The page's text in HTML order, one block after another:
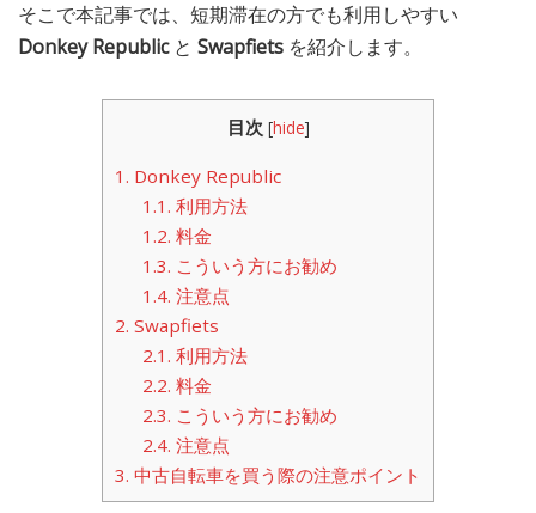
そこで本記事では、短期滞在の方でも利用しやすい
Donkey Republic と Swapfiets を紹介します。
目次 [hide]
1. Donkey Republic
1.1. 利用方法
1.2. 料金
1.3. こういう方にお勧め
1.4. 注意点
2. Swapfiets
2.1. 利用方法
2.2. 料金
2.3. こういう方にお勧め
2.4. 注意点
3. 中古自転車を買う際の注意ポイント